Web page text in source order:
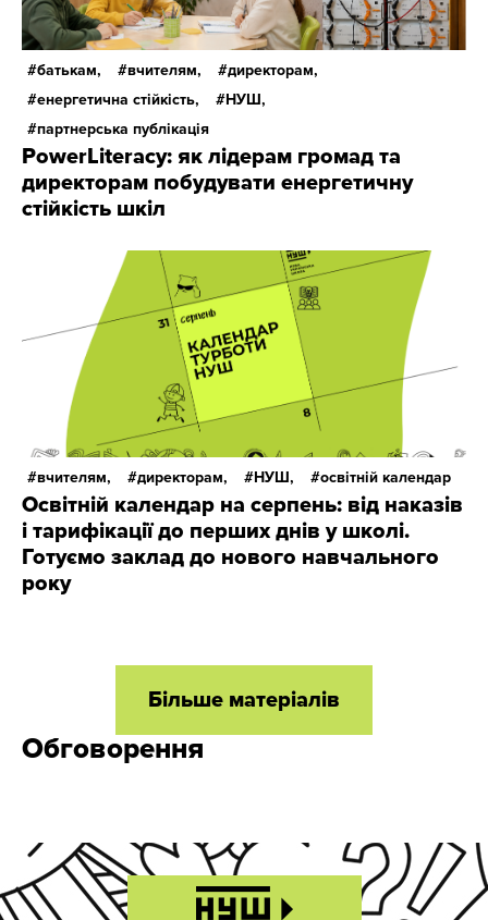
батькам, вчителям,
директорам,
енергетична стійкість,
НУШ,
партнерська публікація
PowerLiteracy: як лідерам громад та
директорам побудувати енергетичну
стійкість шкіл
вчителям, директорам, НУШ, освітній календар
Освітній календар на серпень: від наказів
і тарифікації до перших днів у школі.
Готуємо заклад до нового навчального
року
Більше матеріалів
Обговорення